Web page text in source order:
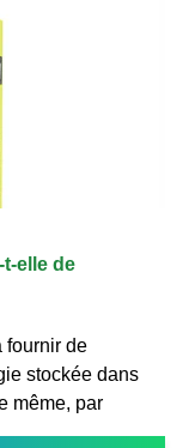
elle de
fournir de
stockée dans
même, par